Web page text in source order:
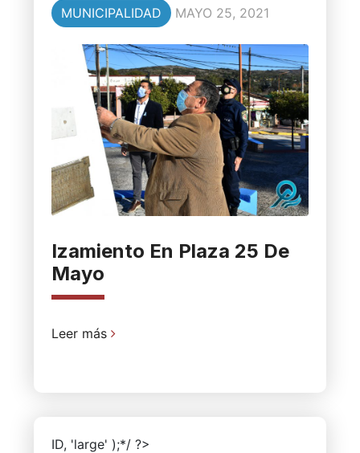
MUNICIPALIDAD
MAYO 25, 2021
Izamiento En Plaza 25 De
Mayo
Leer más
ID, 'large' );*/ ?>